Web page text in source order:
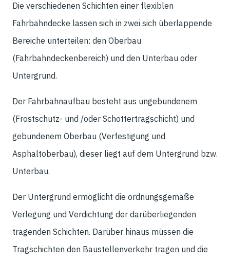
Die verschiedenen Schichten einer flexiblen
Fahrbahndecke lassen sich in zwei sich überlappende
Bereiche unterteilen: den Oberbau
(Fahrbahndeckenbereich) und den Unterbau oder
Untergrund.
Der Fahrbahnaufbau besteht aus ungebundenem
(Frostschutz- und /oder Schottertragschicht) und
gebundenem Oberbau (Verfestigung und
Asphaltoberbau), dieser liegt auf dem Untergrund bzw.
Unterbau.
Der Untergrund ermöglicht die ordnungsgemäße
Verlegung und Verdichtung der darüberliegenden
tragenden Schichten. Darüber hinaus müssen die
Tragschichten den Baustellenverkehr tragen und die